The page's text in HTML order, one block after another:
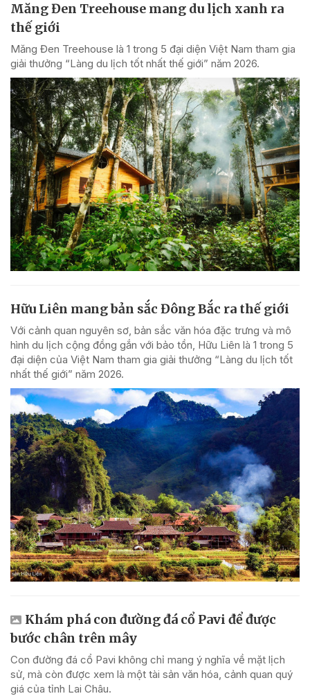
Măng Đen Treehouse mang du lịch xanh ra
thế giới
Măng Đen Treehouse là 1 trong 5 đại diện Việt Nam tham gia
giải thưởng “Làng du lịch tốt nhất thế giới” năm 2026.
Hữu Liên mang bản sắc Đông Bắc ra thế giới
Với cảnh quan nguyên sơ, bản sắc văn hóa đặc trưng và mô
hình du lịch cộng đồng gắn với bảo tồn, Hữu Liên là 1 trong 5
đại diện của Việt Nam tham gia giải thưởng “Làng du lịch tốt
nhất thế giới” năm 2026.
Khám phá con đường đá cổ Pavi để được
bước chân trên mây
Con đường đá cổ Pavi không chỉ mang ý nghĩa về mặt lịch
sử, mà còn được xem là một tài sản văn hóa, cảnh quan quý
giá của tỉnh Lai Châu.